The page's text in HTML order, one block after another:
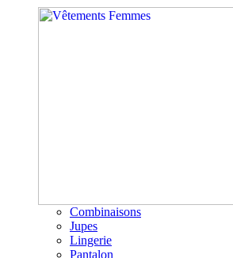
Combinaisons
Jupes
Lingerie
Pantalon